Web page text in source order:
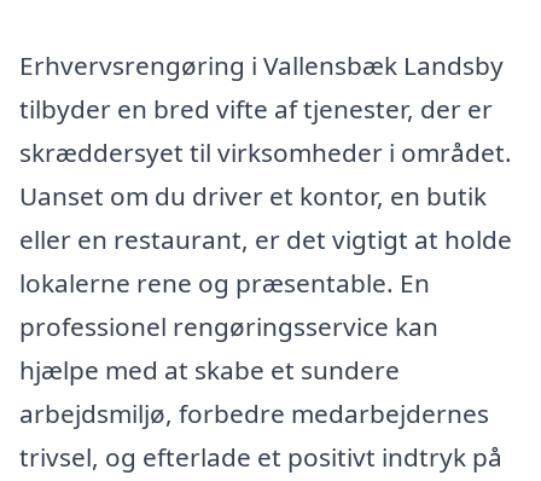
Erhvervsrengøring i Vallensbæk Landsby
tilbyder en bred vifte af tjenester, der er
skræddersyet til virksomheder i området.
Uanset om du driver et kontor, en butik
eller en restaurant, er det vigtigt at holde
lokalerne rene og præsentable. En
professionel rengøringsservice kan
hjælpe med at skabe et sundere
arbejdsmiljø, forbedre medarbejdernes
trivsel, og efterlade et positivt indtryk på